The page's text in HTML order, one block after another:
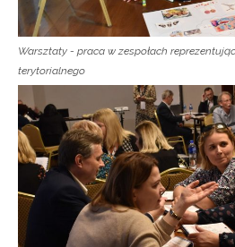
Warsztaty - praca w zespołach
terytorialnego